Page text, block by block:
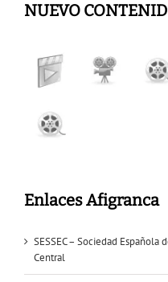
NUEVO
Enlaces Afigranca
SESSEC – Sociedad
Central